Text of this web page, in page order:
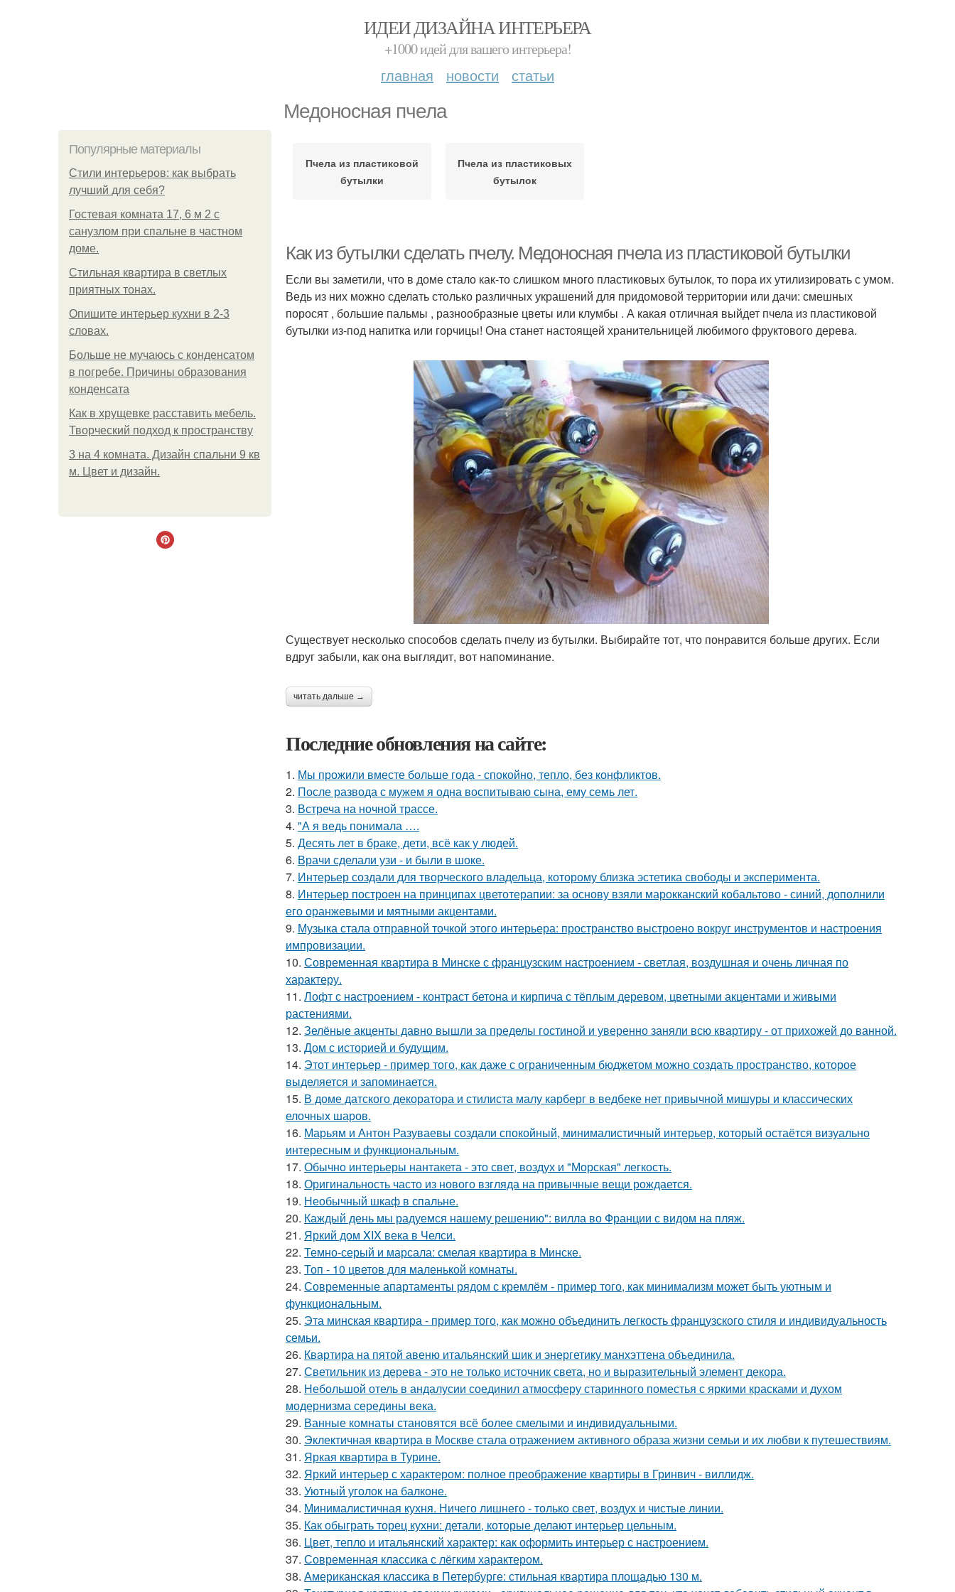
ИДЕИ ДИЗАЙНА ИНТЕРЬЕРА
+1000 идей для вашего интерьера!
главная новости статьи
Медоносная пчела
Популярные материалы
Стили интерьеров: как выбрать
лучший для себя?
Гостевая комната 17, 6 м 2 с
санузлом при спальне в частном
доме.
Стильная квартира в светлых
приятных тонах.
Опишите интерьер кухни в 2-3
словах.
Больше не мучаюсь с конденсатом
в погребе. Причины образования
конденсата
Как в хрущевке расставить мебель.
Творческий подход к пространству
3 на 4 комната. Дизайн спальни 9 кв
м. Цвет и дизайн.
Пчела из пластиковой
бутылки
Пчела из пластиковых
бутылок
Как из бутылки сделать пчелу. Медоносная пчела из пластиковой бутылки
Если вы заметили, что в доме стало как-то слишком много пластиковых бутылок, то пора их утилизировать с умом.
Ведь из них можно сделать столько различных украшений для придомовой территории или дачи: смешных
поросят , большие пальмы , разнообразные цветы или клумбы . А какая отличная выйдет пчела из пластиковой
бутылки из-под напитка или горчицы! Она станет настоящей хранительницей любимого фруктового дерева.
Существует несколько способов сделать пчелу из бутылки. Выбирайте тот, что понравится больше других. Если
вдруг забыли, как она выглядит, вот напоминание.
читать дальше →
Последние обновления на сайте:
1. Мы прожили вместе больше года - спокойно, тепло, без конфликтов.
2. После развода с мужем я одна воспитываю сына, ему семь лет.
3. Встреча на ночной трассе.
4. "А я ведь понимала ….
5. Десять лет в браке, дети, всё как у людей.
6. Врачи сделали узи - и были в шоке.
7. Интерьер создали для творческого владельца, которому близка эстетика свободы и эксперимента.
8. Интерьер построен на принципах цветотерапии: за основу взяли марокканский кобальтово - синий, дополнили
его оранжевыми и мятными акцентами.
9. Музыка стала отправной точкой этого интерьера: пространство выстроено вокруг инструментов и настроения
импровизации.
10. Современная квартира в Минске с французским настроением - светлая, воздушная и очень личная по
характеру.
11. Лофт с настроением - контраст бетона и кирпича с тёплым деревом, цветными акцентами и живыми
растениями.
12. Зелёные акценты давно вышли за пределы гостиной и уверенно заняли всю квартиру - от прихожей до ванной.
13. Дом с историей и будущим.
14. Этот интерьер - пример того, как даже с ограниченным бюджетом можно создать пространство, которое
выделяется и запоминается.
15. В доме датского декоратора и стилиста малу карберг в ведбеке нет привычной мишуры и классических
елочных шаров.
16. Марьям и Антон Разуваевы создали спокойный, минималистичный интерьер, который остаётся визуально
интересным и функциональным.
17. Обычно интерьеры нантакета - это свет, воздух и "Морская" легкость.
18. Оригинальность часто из нового взгляда на привычные вещи рождается.
19. Необычный шкаф в спальне.
20. Каждый день мы радуемся нашему решению": вилла во Франции с видом на пляж.
21. Яркий дом XIX века в Челси.
22. Темно-серый и марсала: смелая квартира в Минске.
23. Топ - 10 цветов для маленькой комнаты.
24. Современные апартаменты рядом с кремлём - пример того, как минимализм может быть уютным и
функциональным.
25. Эта минская квартира - пример того, как можно объединить легкость французского стиля и индивидуальность
семьи.
26. Квартира на пятой авеню итальянский шик и энергетику манхэттена объединила.
27. Светильник из дерева - это не только источник света, но и выразительный элемент декора.
28. Небольшой отель в андалусии соединил атмосферу старинного поместья с яркими красками и духом
модернизма середины века.
29. Ванные комнаты становятся всё более смелыми и индивидуальными.
30. Эклектичная квартира в Москве стала отражением активного образа жизни семьи и их любви к путешествиям.
31. Яркая квартира в Турине.
32. Яркий интерьер с характером: полное преображение квартиры в Гринвич - виллидж.
33. Уютный уголок на балконе.
34. Минималистичная кухня. Ничего лишнего - только свет, воздух и чистые линии.
35. Как обыграть торец кухни: детали, которые делают интерьер цельным.
36. Цвет, тепло и итальянский характер: как оформить интерьер с настроением.
37. Современная классика с лёгким характером.
38. Американская классика в Петербурге: стильная квартира площадью 130 м.